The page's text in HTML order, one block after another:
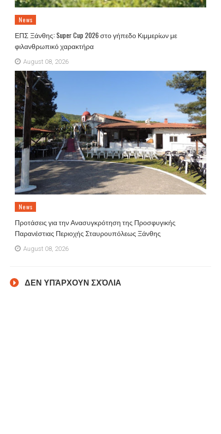
News
ΕΠΣ Ξάνθης: Super Cup 2026 στο γήπεδο Κιμμερίων με
φιλανθρωπικό χαρακτήρα
August 08, 2026
News
Προτάσεις για την Ανασυγκρότηση της Προσφυγικής
Παρανέστιας Περιοχής Σταυρουπόλεως Ξάνθης
August 08, 2026
ΔΕΝ ΥΠΆΡΧΟΥΝ ΣΧΌΛΙΑ